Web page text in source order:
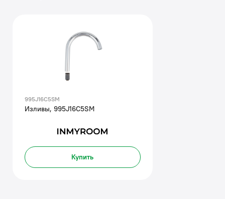
995J16C5SM
Изливы, 995J16C5SM
Купить